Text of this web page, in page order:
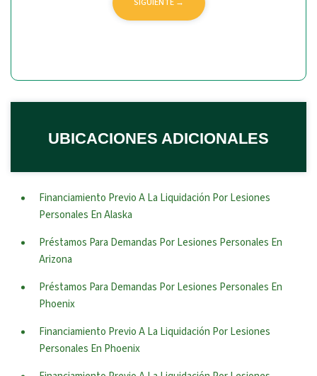
UBICACIONES ADICIONALES
Financiamiento Previo A La Liquidación Por Lesiones
Personales En Alaska
Préstamos Para Demandas Por Lesiones Personales En
Arizona
Préstamos Para Demandas Por Lesiones Personales En
Phoenix
Financiamiento Previo A La Liquidación Por Lesiones
Personales En Phoenix